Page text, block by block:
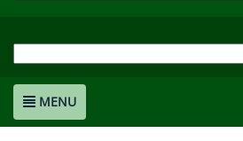
MENU